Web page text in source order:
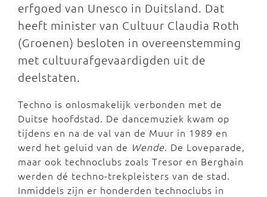
erfgoed van Unesco in Duitsland. Dat
heeft minister van Cultuur Claudia Roth
(Groenen) besloten in overeenstemming
met cultuurafgevaardigden uit de
deelstaten.
Techno is onlosmakelijk verbonden met de
Duitse hoofdstad. De dancemuziek kwam op
tijdens en na de val van de Muur in 1989 en
werd het geluid van de Wende. De Loveparade,
maar ook technoclubs zoals Tresor en Berghain
werden dé techno-trekpleisters van de stad.
Inmiddels zijn er honderden technoclubs in